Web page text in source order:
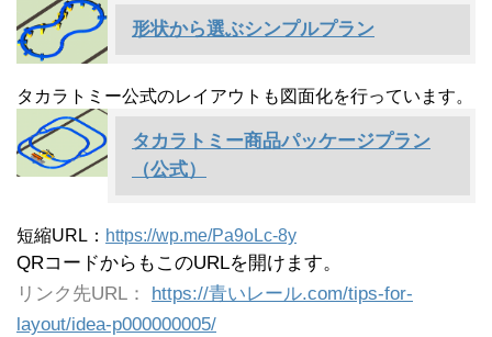
形状から選ぶシンプルプラン
タカラトミー公式のレイアウトも図面化を行っています。
タカラトミー商品パッケージプラン
（公式）
短縮URL： https://wp.me/Pa9oLc-8y
QRコードからもこのURLを開けます。
リンク先URL： https://青いレール.com/tips-for-
layout/idea-p000000005/